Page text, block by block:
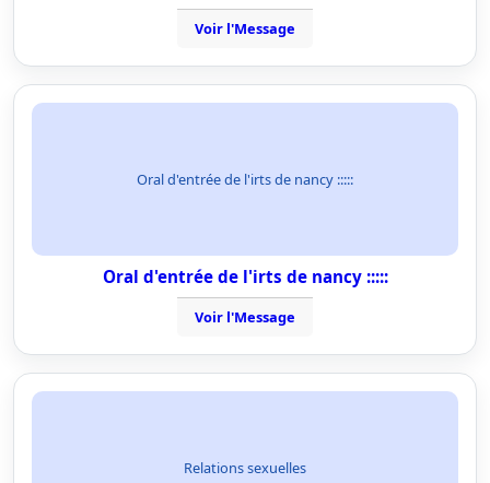
Voir l'Message
Oral d'entrée de l'irts de nancy :::::
Oral d'entrée de l'irts de nancy :::::
Voir l'Message
Relations sexuelles